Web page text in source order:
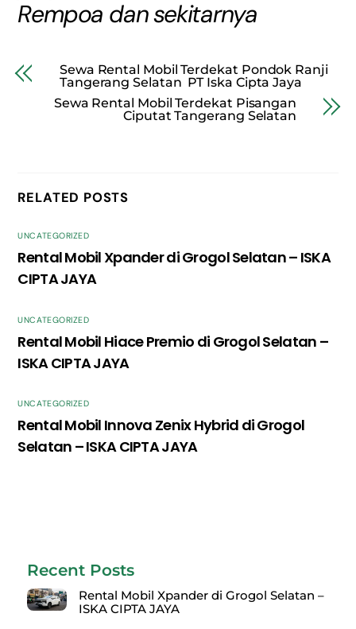
Rempoa dan sekitarnya
Sewa Rental Mobil Terdekat Pondok Ranji
Tangerang Selatan PT Iska Cipta Jaya
Sewa Rental Mobil Terdekat Pisangan
Ciputat Tangerang Selatan
RELATED POSTS
UNCATEGORIZED
Rental Mobil Xpander di Grogol Selatan – ISKA
CIPTA JAYA
UNCATEGORIZED
Rental Mobil Hiace Premio di Grogol Selatan –
ISKA CIPTA JAYA
UNCATEGORIZED
Rental Mobil Innova Zenix Hybrid di Grogol
Selatan – ISKA CIPTA JAYA
Recent Posts
Rental Mobil Xpander di Grogol Selatan –
ISKA CIPTA JAYA